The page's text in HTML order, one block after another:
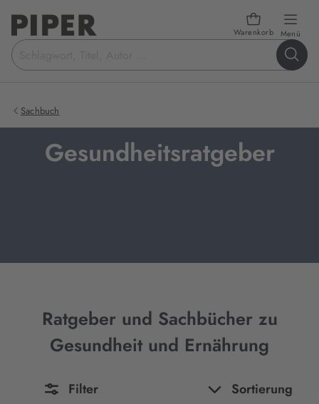
Warenkorb Menü
Suchbegriff
eingeben
Sachbuch
Gesundheitsratgeber
Ratgeber und Sachbücher zu
Gesundheit und Ernährung
Filter Sortierung